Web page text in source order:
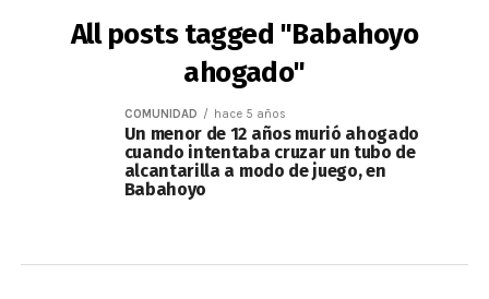
All posts tagged "Babahoyo
ahogado"
COMUNIDAD hace 5 años
Un menor de 12 años murió ahogado
cuando intentaba cruzar un tubo de
alcantarilla a modo de juego, en
Babahoyo